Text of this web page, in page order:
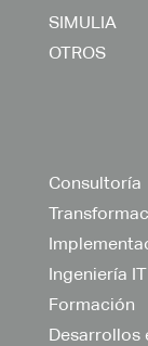
SIMULIA
OTROS
Consultoría
Ingeniería IT
Formación
Desarrollos